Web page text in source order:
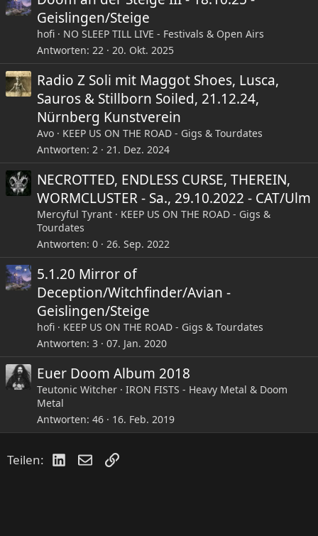
anderen neuen Song vorstellen.
MIRROR OF DECEPTIONwurden im Sommer 1990 in
Göppingen von Michael Siffermann (Gesang/ Gítarre) und
Jochen Fopp (Gitarre) gegründet. Ziel war stets die
ureigene Interpretation eines Genres, welches gemeinhin
als Doom Metal bekannt ist. Zahlreiche Inkarnationen,
Veröffentlichungen und LIveauftritte quer durch Europa
später stehen die Zeichen im 34. Jahr der Bandgeschichte
erneut auf Sturm. Mit den Neuzugängen und zugleich
alten Bekannten Pascal Schrade (Bass/ Gesang) und Uwe
Kurz (Schlagzeug) sind die Arbeiten am mittlerweile 6.
Album in vollem Gange. Eine Zusammenkunft mit den
langjährigen Weggefährten Dawn of Winter und Naevus
auf der Bühne gab es seit den 1990ern nicht mehr. Dieses
Dreigespann kann zweifellos als Keimzelle der deutschen
Doom Metal Szene betrachtet werden. Daher verspricht
dies ein ganz besonderer Abend zu werden.
Einlass: 20:00 Uhr
Beginn: 21:00 Uhr
VVK:12€
AK:15€
Tickets unterwww.tickets.miev.info
Musikerinitiative Geislingen
Hauptstraße 134,
73312 Geislingen an der Steige
Geislingen/Steige
hofi
NO SLEEP TILL LIVE - Festivals & Open Airs
Antworten 22 20. Okt. 2025
Radio Z Soli mit Maggot Shoes, Lusca,
Sauros & Stillborn Soiled, 21.12.24,
Nürnberg Kunstverein
Avo
KEEP US ON THE ROAD - Gigs & Tourdates
Antworten 2 21. Dez. 2024
NECROTTED, ENDLESS CURSE, THEREIN,
WORMCLUSTER - Sa., 29.10.2022 - CAT/Ulm
Mercyful Tyrant
KEEP US ON THE ROAD - Gigs &
Tourdates
Antworten 0 26. Sep. 2022
5.1.20 Mirror of
Deception/Witchfinder/Avian -
Geislingen/Steige
hofi
KEEP US ON THE ROAD - Gigs & Tourdates
Antworten 3 07. Jan. 2020
Euer Doom Album 2018
Teutonic Witcher
IRON FISTS - Heavy Metal & Doom
Metal
Antworten 46 16. Feb. 2019
Teilen: LinkedIn
E-MailLink